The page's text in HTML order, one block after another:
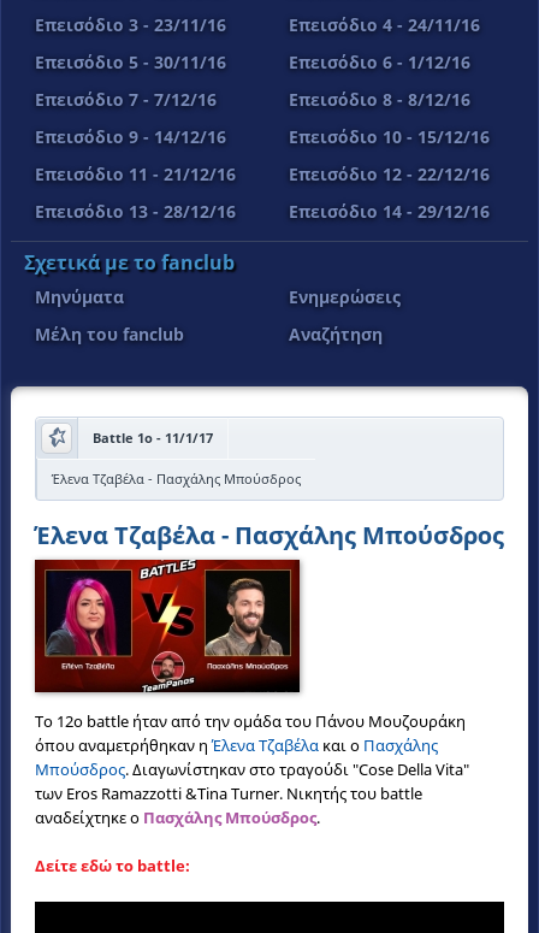
Επεισόδιο 3 - 23/11/16
Επεισόδιο 4 - 24/11/16
Επεισόδιο 5 - 30/11/16
Επεισόδιο 6 - 1/12/16
Επεισόδιο 7 - 7/12/16
Επεισόδιο 8 - 8/12/16
Επεισόδιο 9 - 14/12/16
Επεισόδιο 10 - 15/12/16
Επεισόδιο 11 - 21/12/16
Επεισόδιο 12 - 22/12/16
Επεισόδιο 13 - 28/12/16
Επεισόδιο 14 - 29/12/16
Σχετικά με το fanclub
Μηνύματα
Ενημερώσεις
Μέλη του fanclub
Αναζήτηση
Battle 1o - 11/1/17
Έλενα Τζαβέλα - Πασχάλης Μπούσδρος
Έλενα Τζαβέλα - Πασχάλης Μπούσδρος
Το 12ο battle ήταν από την ομάδα του Πάνου Μουζουράκη
όπου αναμετρήθηκαν ηΈλενα Τζαβέλα και ο Πασχάλης
Μπούσδρος. Διαγωνίστηκαν στο τραγούδι "Cose Della Vita"
των Eros Ramazzotti &Tina Turner. Νικητής του battle
αναδείχτηκε ο Πασχάλης Μπούσδρος.
Δείτε εδώ το battle: